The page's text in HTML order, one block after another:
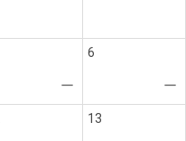
ー
6
ー
13